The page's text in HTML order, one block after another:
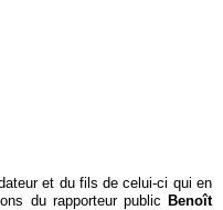
et du fils de celui-ci qui en
du rapporteur public Benoît